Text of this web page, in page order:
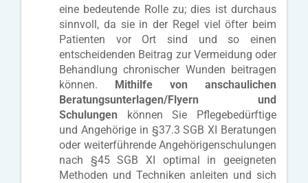
eine bedeutende Rolle zu; dies ist durchaus
sinnvoll, da sie in der Regel viel öfter beim
Patienten vor Ort sind und so einen
entscheidenden Beitrag zur Vermeidung oder
Behandlung chronischer Wunden beitragen
können.
Mithilfe von anschaulichen
Beratungsunterlagen/Flyern und
Schulungen können Sie Pflegebedürftige
und Angehörige in §37.3 SGB XI Beratungen
oder weiterführende Angehörigenschulungen
nach §45 SGB XI optimal in geeigneten
Methoden und Techniken anleiten und sich